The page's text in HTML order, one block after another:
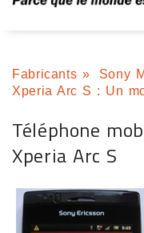
Fabricants » Sony
Xperia Arc S : Un
Téléphone
Xperia Arc S